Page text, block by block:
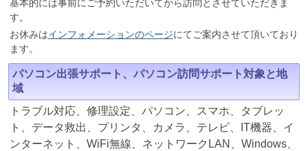
基本的には事前にご予約いただいてから訪問とさせていただきま
す。
お休みはインフォメーションのページにてご案内させて頂いており
ます。
パソコン出張サポート、パソコン訪問サポート対象と地
域
トラブル対応、修理設定、パソコン、スマホ、タブレッ
ト、データ救出、プリンタ、カメラ、テレビ、IT機器、イ
ンターネット、WiFi無線、ネットワークLAN、Windows、